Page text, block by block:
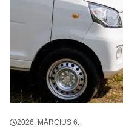
2026. MÁRCIUS 6.